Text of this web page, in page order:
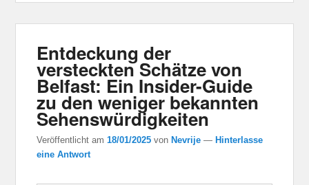
Entdeckung der
versteckten Schätze von
Belfast: Ein Insider-Guide
zu den weniger bekannten
Sehenswürdigkeiten
Veröffentlicht am18/01/2025 vonNevrije —Hinterlasse
eine Antwort